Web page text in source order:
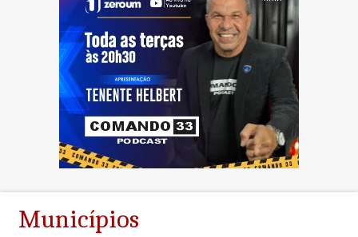
Municípios